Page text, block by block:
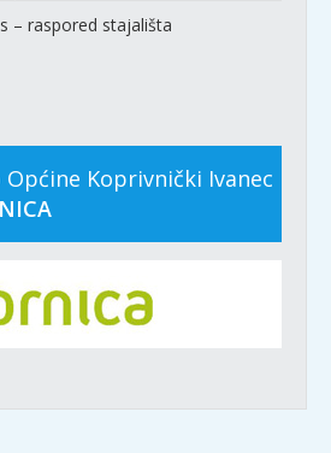
– raspored stajališta
Općine Koprivnički Ivanec